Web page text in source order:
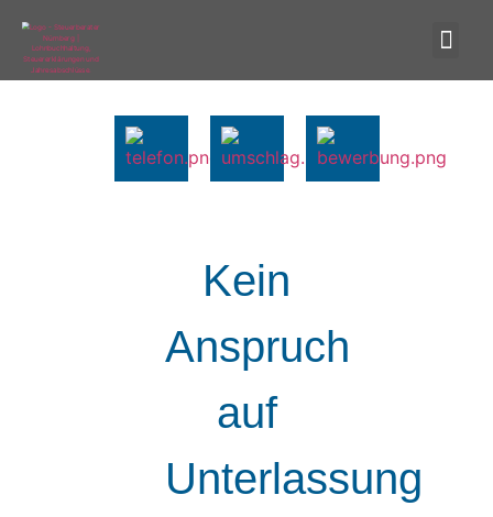
Kein
Anspruch
auf
Unterlassung